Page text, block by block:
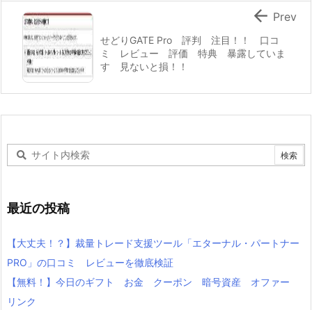
せどりGATE Pro 評判 注目！！ 口コ
ミ レビュー 評価 特典 暴露していま
す 見ないと損！！
 Prev
最近の投稿
【大丈夫！？】裁量トレード支援ツール「エターナル・パートナー
PRO」の口コミ レビューを徹底検証
【無料！】今日のギフト お金 クーポン 暗号資産 オファー
リンク